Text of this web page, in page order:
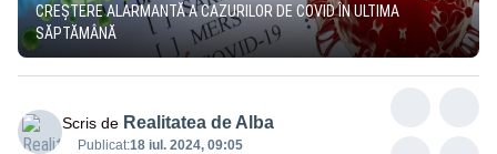
CREȘTERE ALARMANTĂ A CAZURILOR DE COVID ÎN ULTIMA
SĂPTĂMÂNĂ
Scris de Realitatea de Alba
Publicat:18 iul. 2024, 09:05